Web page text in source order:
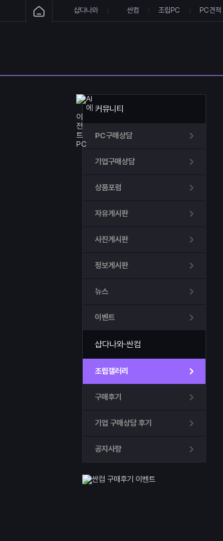
샵다나와 싼컴 조립PC PC견적
커뮤니티
PC구매상담
기업구매상담
상품포럼
자유게시판
사진게시판
정보게시판
뉴스
이벤트
샵다나와·싼컴
조립갤러리
구매후기
기업 구매상담 후기
공지사항